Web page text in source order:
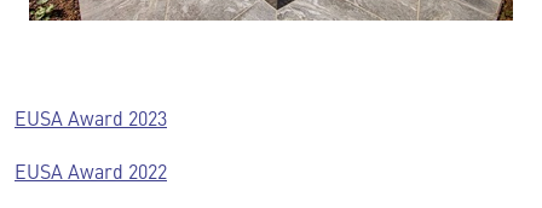
EUSA Award 2023
EUSA Award 2022